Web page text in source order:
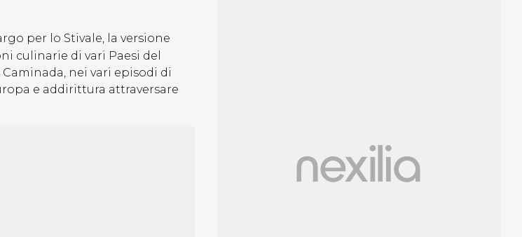
per lo Stivale, la versione
culinarie di vari Paesi del
nei vari episodi di
e addirittura attraversare